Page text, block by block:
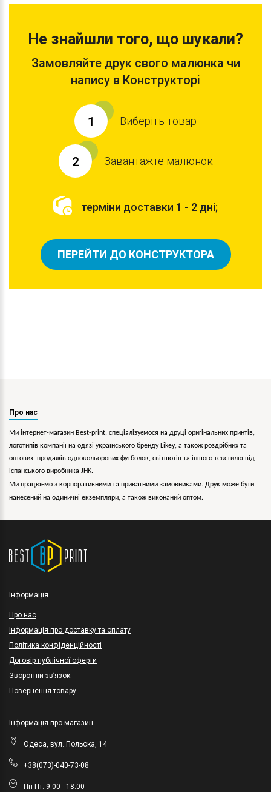
Не знайшли того, що шукали?
Замовляйте друк свого малюнка чи
напису в Конструкторі
1 Виберіть товар
2 Завантажте малюнок
терміни доставки 1 - 2 дні;
ПЕРЕЙТИ ДО КОНСТРУКТОРА
Про нас
Ми інтернет-магазин Best-print, спеціалізуємося на друці оригінальних принтів,
логотипів компанії на одязі українського бренду Likey, а також роздрібних та
оптових продажів однокольорових футболок, світшотів та іншого текстилю від
іспанського виробника JHK.
Ми працюємо з корпоративними та приватними замовниками. Друк може бути
нанесений на одиничні екземпляри, а також виконаний оптом.
Інформація
Про нас
Інформація про доставку та оплату
Політика конфіденційності
Договір публічної оферти
Зворотній зв’язок
Повернення товару
Інформація про магазин
Одеса, вул. Польска, 14
+38(073)-040-73-08
Пн-Пт: 9:00 - 18:00